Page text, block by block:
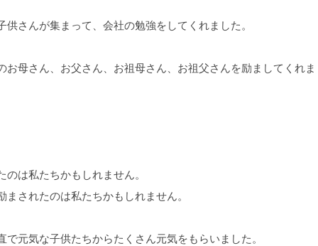
供さんが集まって、会社の勉強をしてくれました。
ん、お父さん、お祖母さん、お祖父さんを励ましてくれま
私たちかもしれません。
は私たちかもしれません。
子供たちからたくさん元気をもらいました。